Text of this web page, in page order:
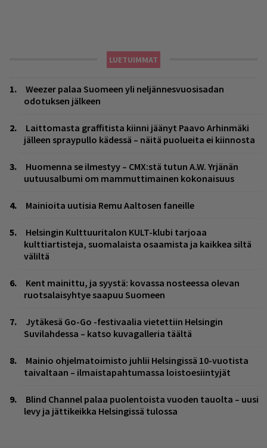
LUETUIMMAT
Weezer palaa Suomeen yli neljännesvuosisadan
odotuksen jälkeen
Laittomasta graffitista kiinni jäänyt Paavo Arhinmäki
jälleen spraypullo kädessä – näitä puolueita ei kiinnosta
Huomenna se ilmestyy – CMX:stä tutun A.W. Yrjänän
uutuusalbumi om mammuttimainen kokonaisuus
Mainioita uutisia Remu Aaltosen faneille
Helsingin Kulttuuritalon KULT-klubi tarjoaa
kulttiartisteja, suomalaista osaamista ja kaikkea siltä
väliltä
Kent mainittu, ja syystä: kovassa nosteessa olevan
ruotsalaisyhtye saapuu Suomeen
Jytäkesä Go-Go -festivaalia vietettiin Helsingin
Suvilahdessa – katso kuvagalleria täältä
Mainio ohjelmatoimisto juhlii Helsingissä 10-vuotista
taivaltaan – ilmaistapahtumassa loistoesiintyjät
Blind Channel palaa puolentoista vuoden tauolta – uusi
levy ja jättikeikka Helsingissä tulossa